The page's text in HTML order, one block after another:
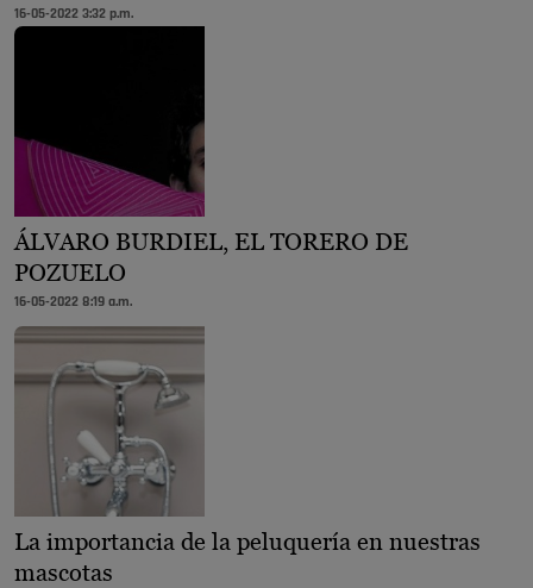
16-05-2022 3:32 p.m.
ÁLVARO BURDIEL, EL TORERO DE
POZUELO
16-05-2022 8:19 a.m.
La importancia de la peluquería en nuestras
mascotas